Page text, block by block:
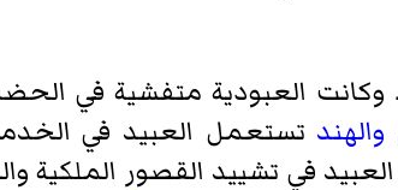
العبودية متفشية في
والهند تستعمل العبيد في الخدمة
في تشييد القصور الملكية